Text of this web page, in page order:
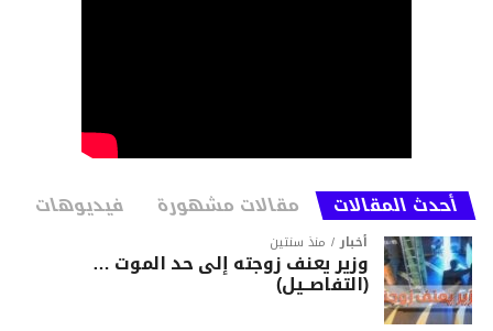
أحدث المقالات مقالات مشهورة فيديوهات
أخبار منذ سنتين
وزير يعنف زوجته إلى حد الموت …
(التفاصــيل)